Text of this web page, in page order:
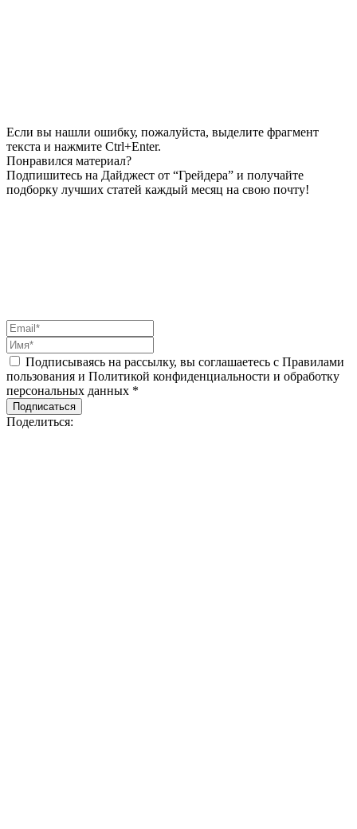
Если вы нашли ошибку, пожалуйста, выделите фрагмент
текста и нажмите Ctrl+Enter.
Понравился материал?
Подпишитесь на Дайджест от “Грейдера” и получайте
подборку лучших статей каждый месяц на свою почту!
Подписываясь на рассылку, вы соглашаетесь с Правилами
пользования и Политикой конфиденциальности и обработку
персональных данных *
Подписаться
Поделиться: